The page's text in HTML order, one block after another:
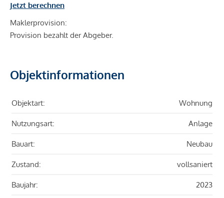
Jetzt berechnen
Maklerprovision:
Provision bezahlt der Abgeber.
Objektinformationen
Objektart: Wohnung
Nutzungsart: Anlage
Bauart: Neubau
Zustand: vollsaniert
Baujahr: 2023